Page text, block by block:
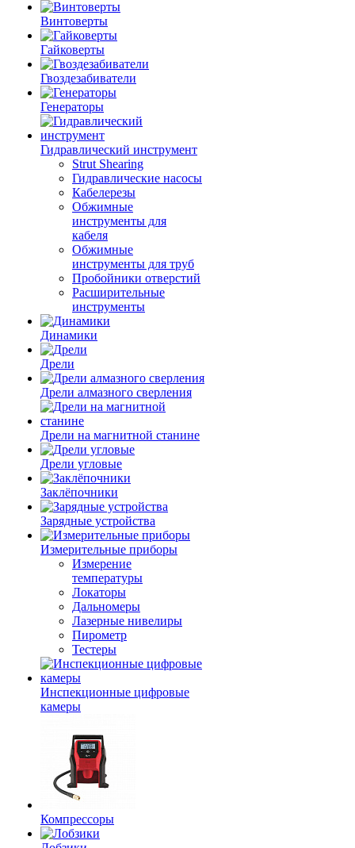
Винтоверты
Гайковерты
Гвоздезабиватели
Генераторы
Гидравлический инструмент
Strut Shearing
Гидравлические насосы
Кабелерезы
Обжимные
инструменты для
кабеля
Обжимные
инструменты для труб
Пробойники отверстий
Расширительные
инструменты
Динамики
Дрели
Дрели алмазного сверления
Дрели на магнитной станине
Дрели угловые
Заклёпочники
Зарядные устройства
Измерительные приборы
Измерение
температуры
Локаторы
Дальномеры
Лазерные нивелиры
Пирометр
Тестеры
Инспекционные цифровые
камеры
Компрессоры